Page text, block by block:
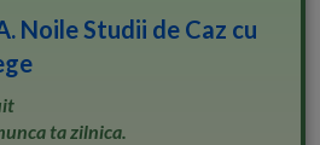
Noile Studii de Caz cu
ta zilnica.